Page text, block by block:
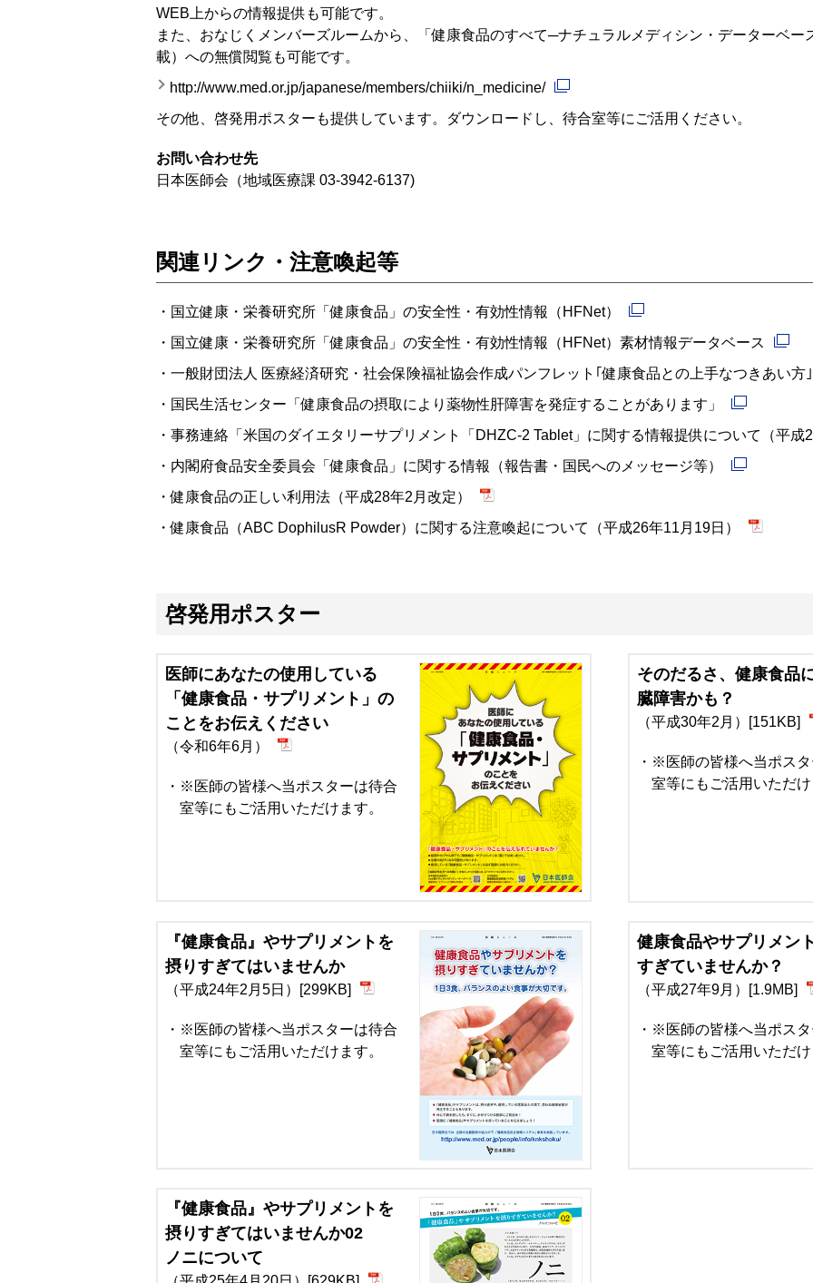
WEB上からの情報提供も可能です。
また、おなじくメンバーズルームから、「健康食品のすべて─ナチュラルメディシン・データーベ
載）への無償閲覧も可能です。
http://www.med.or.jp/japanese/members/chiiki/n_medicine/
その他、啓発用ポスターも提供しています。ダウンロードし、待合室等にご活用ください。
お問い合わせ先
日本医師会（地域医療課 03-3942-6137)
関連リンク・注意喚起等
国立健康・栄養研究所「健康食品」の安全性・有効性情報（HFNet）
国立健康・栄養研究所「健康食品」の安全性・有効性情報（HFNet）素材情報データベース
一般財団法人 医療経済研究・社会保険福祉協会作成パンフレット｢健康食品との上手なつきあい方｣
国民生活センター「健康食品の摂取により薬物性肝障害を発症することがあります」
事務連絡「米国のダイエタリーサプリメント「DHZC-2 Tablet」に関する情報提供について
（平成
内閣府食品安全委員会「健康食品」に関する情報（報告書・国民へのメッセージ等）
健康食品の正しい利用法（平成28年2月改定）
健康食品（ABC DophilusR Powder）に関する注意喚起について（平成26年11月19日）
啓発用ポスター
医師にあなたの使用している
「健康食品・サプリメント」の
ことをお伝えください
（令和6年6月）
※医師の皆様へ当ポスターは待合
室等にもご活用いただけます。
そのだるさ、健康食品
臓障害かも？
（平成30年2月）[151KB]
※医師の皆様へ当ポスタ
室等にもご活用いただけ
『健康食品』やサプリメントを
摂りすぎてはいませんか
（平成24年2月5日）[299KB]
※医師の皆様へ当ポスターは待合
室等にもご活用いただけます。
健康食品やサプリメン
すぎていませんか？
（平成27年9月）[1.9MB]
※医師の皆様へ当ポスタ
室等にもご活用いただけ
『健康食品』やサプリメントを
摂りすぎてはいませんか02
ノニについて